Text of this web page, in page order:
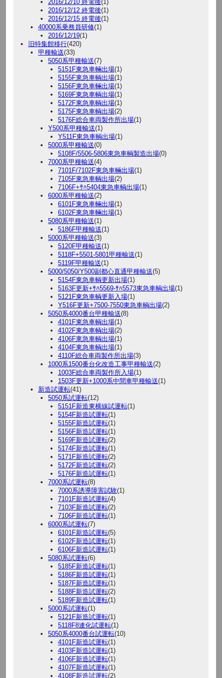
2016/12/10 終電後(1)
2016/12/12 終電後(1)
2016/12/15 終電後(1)
40000系乗務員研修(1)
2016/12/19(1)
旧特集館移行(420)
甲種輸送(33)
5050系甲種輸送(7)
5151F東急車輛出場(1)
5155F東急車輌出場(1)
5156F東急車輛出場(1)
5169F東急車輌出場(1)
5172F東急車輌出場(1)
5175F東急車輌出場(2)
5176F総合車両製作所出場(1)
Y500系甲種輸送(1)
Y511F東急車輌出場(1)
5000系甲種輸送(0)
5108F/5506-5806東急車輌製造出場(0)
7000系甲種輸送(4)
7101F/7102F東急車輛出場(1)
7105F東急車輌出場(2)
7106F+ｻﾊ5404東急車輌出場(1)
6000系甲種輸送(2)
6101F東急車輛出場(1)
6102F東急車輛出場(1)
5080系甲種輸送(1)
5186F甲種輸送(1)
5000系甲種輸送(3)
5120F甲種輸送(1)
5118F+5501-5801甲種輸送(1)
5119F甲種輸送(1)
5000/5050/Y500副都心直通甲種輸送(5)
5154F東急車輌更新出場(1)
5163F更新+ｻﾊ5569-ｻﾊ5573東急車輌出場(1)
5121F東急車輌更新入場(1)
Y516F更新+7500-7550東急車輌出場(2)
5050系4000番台甲種輸送(8)
4101F東急車輌出場(1)
4102F東急車輌出場(2)
4106F東急車輌出場(1)
4104F東急車輌出場(1)
4110F総合車両製作所出場(3)
1000系1500番台化改造工事甲種輸送(2)
1003F総合車両製作所入場(1)
1503F更新+1000系中間車甲種輸送(1)
新造試運転(41)
5050系試運転(12)
5151F新造東横線試運転(1)
5154F新造試運転(1)
5155F新造試運転(1)
5156F新造試運転(1)
5169F新造試運転(2)
5174F新造試運転(1)
5171F新造試運転(2)
5172F新造試運転(2)
5176F新造試運転(1)
7000系試運転(8)
7000系誘導障害試験(1)
7101F新造試運転(4)
7103F新造試運転(2)
7106F新造試運転(1)
6000系試運転(7)
6101F新造試運転(5)
6102F新造試運転(1)
6106F新造試運転(1)
5080系試運転(6)
5185F新造試運転(1)
5186F新造試運転(1)
5187F新造試運転(1)
5188F新造試運転(2)
5189F新造試運転(1)
5000系試運転(1)
5121F新造試運転(1)
5118F8連化試運転(1)
5050系4000番台試運転(10)
4101F新造試運転(1)
4103F新造試運転(1)
4106F新造試運転(1)
4107F新造試運転(1)
4108F新造試運転(2)